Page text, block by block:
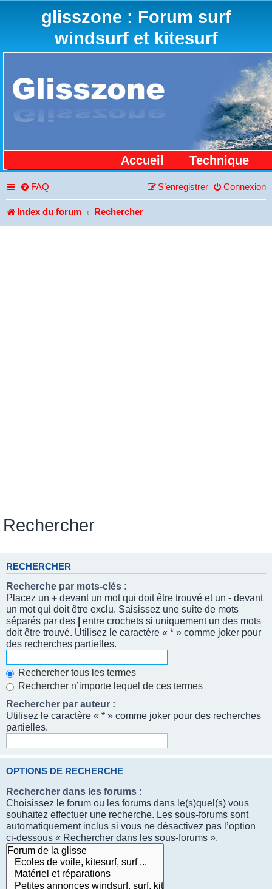
glisszone : Forum surf
windsurf et kitesurf
Accueil Technique
FAQ Connexion
S’enregistrer
Index du forum Rechercher
Rechercher
RECHERCHER
Recherche par mots-clés :
Placez un + devant un mot qui doit être trouvé et un - devant
un mot qui doit être exclu. Saisissez une suite de mots
séparés par des
entre crochets si uniquement un des mots
doit être trouvé. Utilisez le caractère « * » comme joker pour
des recherches partielles.
Rechercher tous les termes
Rechercher n’importe lequel de ces termes
Rechercher par auteur :
Utilisez le caractère « * » comme joker pour des recherches
partielles.
OPTIONS DE RECHERCHE
Rechercher dans les forums :
Choisissez le forum ou les forums dans le(s)quel(s) vous
souhaitez effectuer une recherche. Les sous-forums sont
automatiquement inclus si vous ne désactivez pas l’option
ci-dessous « Rechercher dans les sous-forums ».